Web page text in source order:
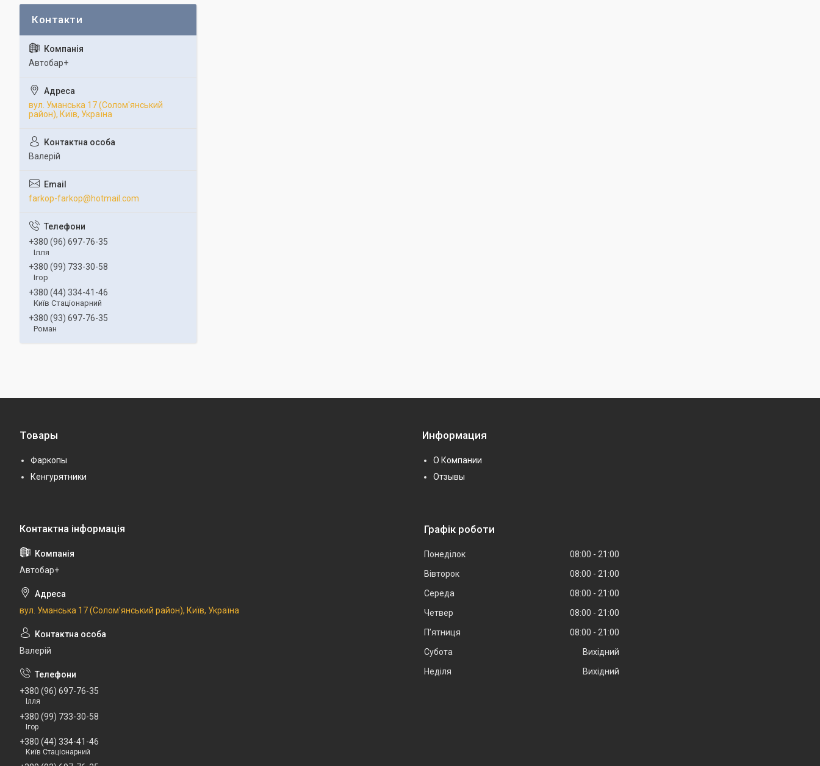
Автобар+
вул. Уманська 17 (Солом'янський
район), Київ, Україна
Валерій
farkop-farkop@hotmail.com
+380 (96) 697-76-35
Ілля
+380 (99) 733-30-58
Ігор
+380 (44) 334-41-46
Київ Стаціонарний
+380 (93) 697-76-35
Роман
Товары
Фаркопы
Кенгурятники
Информация
О Компании
Отзывы
Автобар+
вул. Уманська 17 (Солом'янський район), Київ, Україна
Валерій
+380 (96) 697-76-35
Ілля
+380 (99) 733-30-58
Ігор
+380 (44) 334-41-46
Київ Стаціонарний
Графік роботи
Понеділок 08:00
21:00
Вівторок
08:00
21:00
Середа
08:00
21:00
Четвер
08:00
21:00
Пʼятниця
08:00
21:00
Субота
Вихідний
Неділя
Вихідний